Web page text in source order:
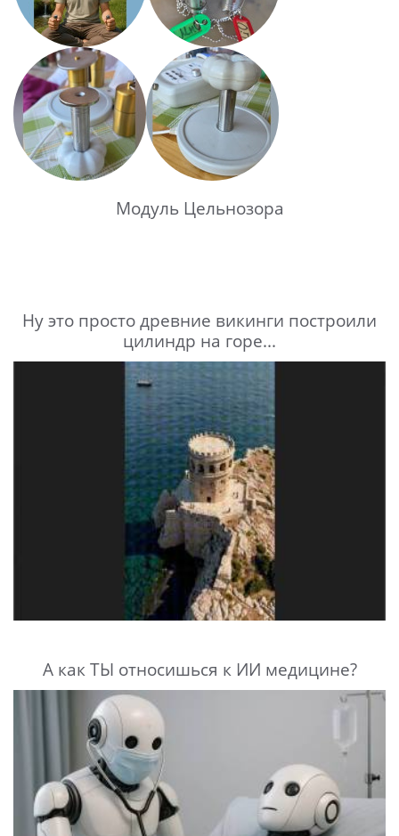
Модуль Цельнозора
Ну это просто древние викинги построили
цилиндр на горе...
А как ТЫ относишься к ИИ медицине?